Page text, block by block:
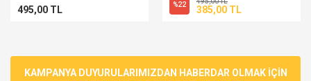
495,00 TL %22 385,00 TL
KAMPANYA DUYURULARIMIZDAN HABERDAR OLMAK İÇİN